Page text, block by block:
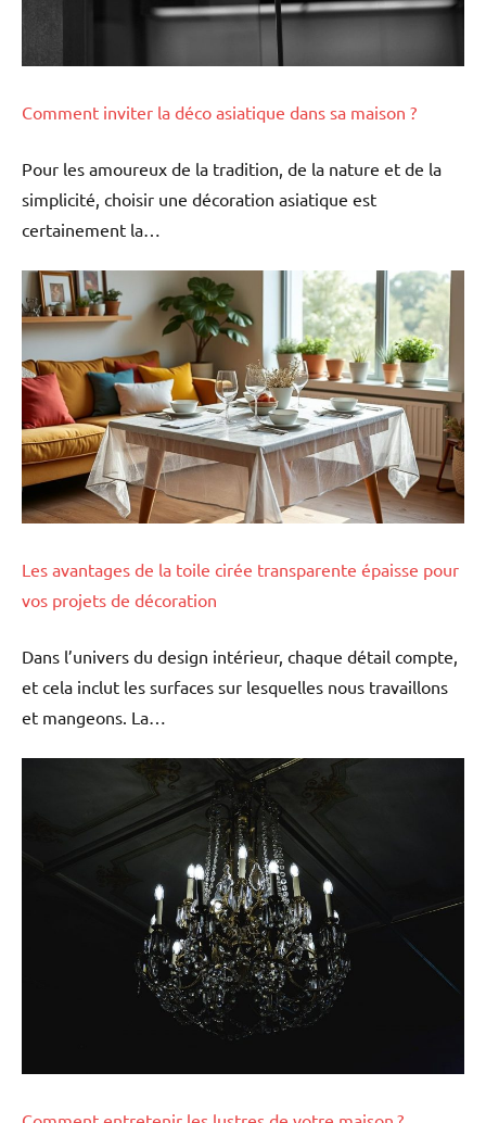
Comment inviter la déco asiatique dans sa maison ?
Pour les amoureux de la tradition, de la nature et de la
simplicité, choisir une décoration asiatique est
certainement la…
Les avantages de la toile cirée transparente épaisse pour
vos projets de décoration
Dans l’univers du design intérieur, chaque détail compte,
et cela inclut les surfaces sur lesquelles nous travaillons
et mangeons. La…